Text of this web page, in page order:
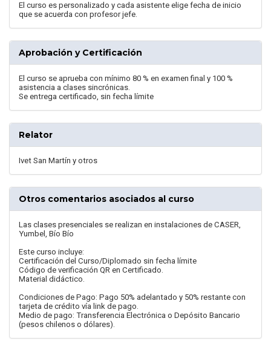
El curso es personalizado y cada asistente elige fecha de inicio
que se acuerda con profesor jefe.
Aprobación y Certificación
El curso se aprueba con mínimo 80 % en examen final y 100 %
asistencia a clases sincrónicas.
Se entrega certificado, sin fecha límite
Relator
Ivet San Martín y otros
Otros comentarios asociados al curso
Las clases presenciales se realizan en instalaciones de CASER,
Yumbel, Bío Bío
Este curso incluye:
Certificación del Curso/Diplomado sin fecha límite
Código de verificación QR en Certificado.
Material didáctico.
Condiciones de Pago: Pago 50% adelantado y 50% restante con
tarjeta de crédito vía link de pago.
Medio de pago: Transferencia Electrónica o Depósito Bancario
(pesos chilenos o dólares).